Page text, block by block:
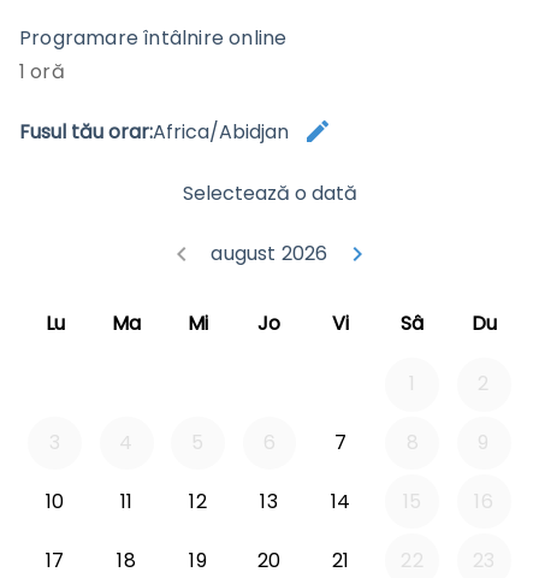
Programare întâlnire online
1 oră
Fusul tău orar:Africa/Abidjan
edit
Selectează o dată
august 2026
keyboard_arrow_left
keyboard_arrow_right
Lu Ma Mi Jo Vi Sâ Du
1 2
3 4 5 6 7 8 9
10 11 12 13 14 15 16
17 18 19 20 21 22 23